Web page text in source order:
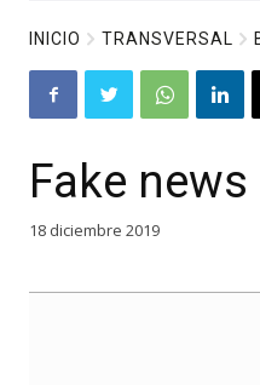
INICIO TRANSVERSAL
Fake
18 diciembre 2019